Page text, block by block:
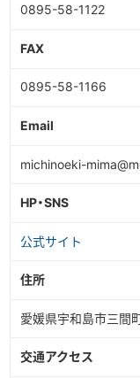
0895-58-1122
FAX
0895-58-1166
Email
michinoeki-
HP・SNS
公式サイト
住所
愛媛県宇和島市三間
交通アクセス